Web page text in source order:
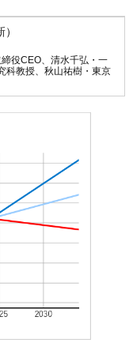
役CEO、 清水千弘・一
科教授、 秋山祐樹・東京